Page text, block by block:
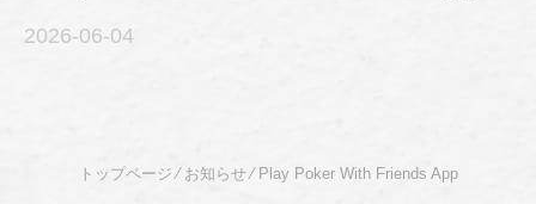
2026-06-04
トップページ ⁄ お知らせ⁄ Play Poker With Friends App